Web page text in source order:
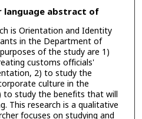
abstract of
is Orientation and Identity
in the Department of
of the study are 1)
customs officials'
2) to study the
culture in the
to study the benefits that will
This research is a qualitative
focuses on studying and